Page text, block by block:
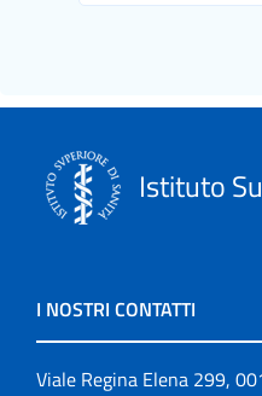
Istituto
I NOSTRI CONTATTI
Viale Regina Elena 299,